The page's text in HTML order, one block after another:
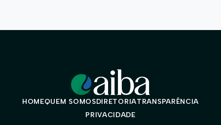
HOMEQUEM SOMOSDIRETORIATRANSPARÊNCIA
PRIVACIDADE